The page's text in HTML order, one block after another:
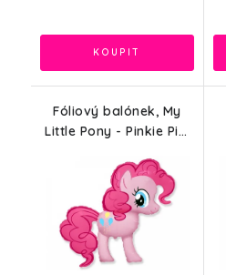
Fóliový balónek, My
Little Pony - Pinkie Pie,